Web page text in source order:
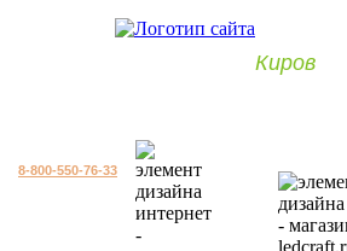
Киров
8-800-550-76-33